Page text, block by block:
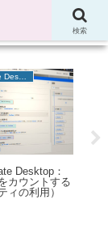
。でしたが最近は雑
Power Automate Desktop
Desktop：
カウントする
ィの利用）
検索